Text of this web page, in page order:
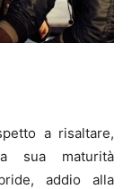
a risaltare,
sua maturità
addio alla